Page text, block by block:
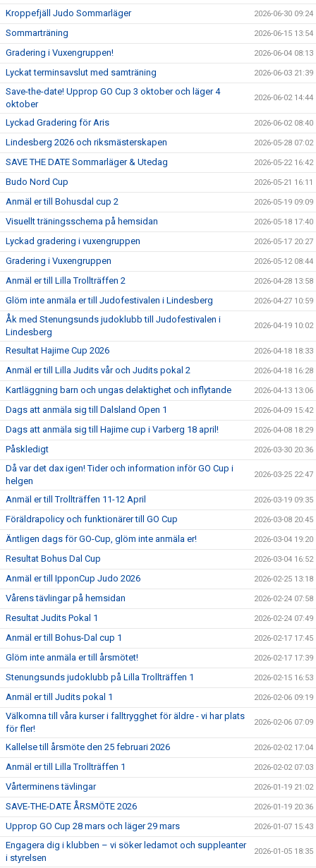
Kroppefjäll Judo Sommarläger 2026-06-30 09:24
Sommarträning 2026-06-15 13:54
Gradering i Vuxengruppen! 2026-06-04 08:13
Lyckat terminsavslut med samträning 2026-06-03 21:39
Save-the-date! Upprop GO Cup 3 oktober och läger 4
oktober
2026-06-02 14:44
Lyckad Gradering för Aris 2026-06-02 08:40
Lindesberg 2026 och riksmästerskapen 2026-05-28 07:02
SAVE THE DATE Sommarläger & Utedag 2026-05-22 16:42
Budo Nord Cup 2026-05-21 16:11
Anmäl er till Bohusdal cup 2 2026-05-19 09:09
Visuellt träningsschema på hemsidan 2026-05-18 17:40
Lyckad gradering i vuxengruppen 2026-05-17 20:27
Gradering i Vuxengruppen 2026-05-12 08:44
Anmäl er till Lilla Trollträffen 2 2026-04-28 13:58
Glöm inte anmäla er till Judofestivalen i Lindesberg 2026-04-27 10:59
Åk med Stenungsunds judoklubb till Judofestivalen i
Lindesberg
2026-04-19 10:02
Resultat Hajime Cup 2026 2026-04-18 18:33
Anmäl er till Lilla Judits vår och Judits pokal 2 2026-04-18 16:28
Kartläggning barn och ungas delaktighet och inflytande 2026-04-13 13:06
Dags att anmäla sig till Dalsland Open 1 2026-04-09 15:42
Dags att anmäla sig till Hajime cup i Varberg 18 april! 2026-04-08 18:29
Påskledigt 2026-03-30 20:36
Då var det dax igen! Tider och information inför GO Cup i
helgen
2026-03-25 22:47
Anmäl er till Trollträffen 11-12 April 2026-03-19 09:35
Föräldrapolicy och funktionärer till GO Cup 2026-03-08 20:45
Äntligen dags för GO-Cup, glöm inte anmäla er! 2026-03-04 19:20
Resultat Bohus Dal Cup 2026-03-04 16:52
Anmäl er till IpponCup Judo 2026 2026-02-25 13:18
Vårens tävlingar på hemsidan 2026-02-24 07:58
Resultat Judits Pokal 1 2026-02-24 07:49
Anmäl er till Bohus-Dal cup 1 2026-02-17 17:45
Glöm inte anmäla er till årsmötet! 2026-02-17 17:39
Stenungsunds judoklubb på Lilla Trollträffen 1 2026-02-15 16:53
Anmäl er till Judits pokal 1 2026-02-06 09:19
Välkomna till våra kurser i falltrygghet för äldre - vi har plats
för fler!
2026-02-06 07:09
Kallelse till årsmöte den 25 februari 2026 2026-02-02 17:04
Anmäl er till Lilla Trollträffen 1 2026-02-02 07:03
Vårterminens tävlingar 2026-01-19 21:02
SAVE-THE-DATE ÅRSMÖTE 2026 2026-01-19 20:36
Upprop GO Cup 28 mars och läger 29 mars 2026-01-07 15:43
Engagera dig i klubben – vi söker ledamot och suppleanter
i styrelsen
2026-01-05 18:35